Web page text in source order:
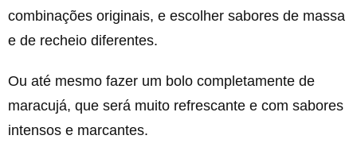
combinações originais, e escolher sabores de massa
e de recheio diferentes.
Ou até mesmo fazer um bolo completamente de
maracujá, que será muito refrescante e com sabores
intensos e marcantes.